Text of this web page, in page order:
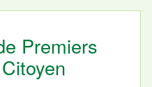
Premiers